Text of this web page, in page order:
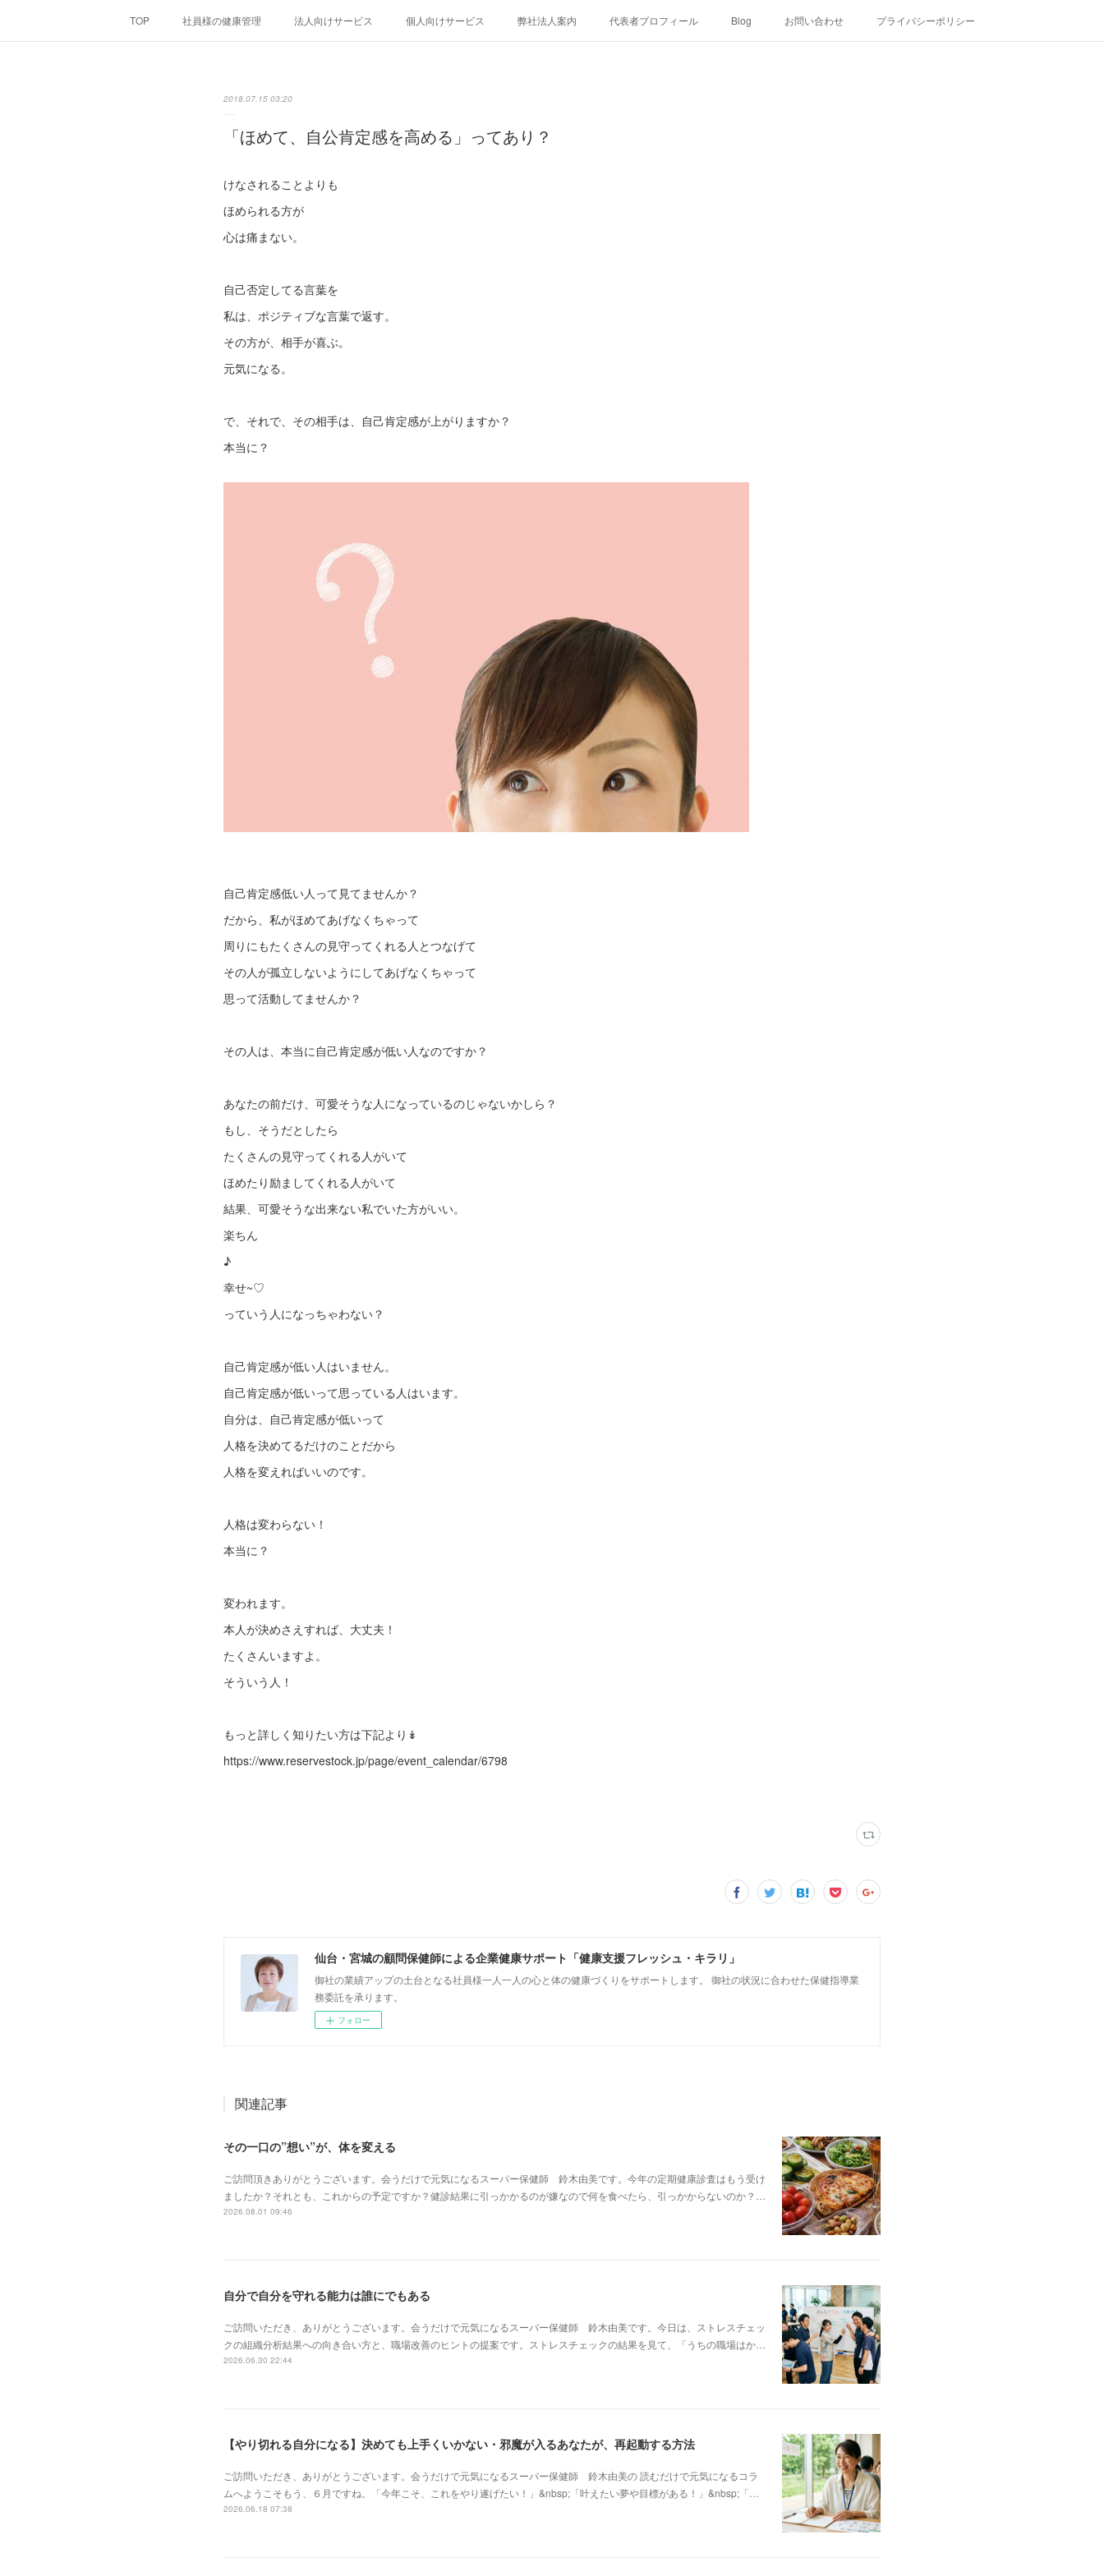
TOP 社員様の健康管理 法人向けサービス 個人向けサービス 弊社法人案内 代表者プロフィール Blog お問い合わせ プライバシーポリシー
2018.07.15 03:20
「ほめて、自公肯定感を高める」ってあり？
けなされることよりも
ほめられる方が
心は痛まない。
自己否定してる言葉を
私は、ポジティブな言葉で返す。
その方が、相手が喜ぶ。
元気になる。
で、それで、その相手は、自己肯定感が上がりますか？
本当に？
自己肯定感低い人って見てませんか？
だから、私がほめてあげなくちゃって
周りにもたくさんの見守ってくれる人とつなげて
その人が孤立しないようにしてあげなくちゃって
思って活動してませんか？
その人は、本当に自己肯定感が低い人なのですか？
あなたの前だけ、可愛そうな人になっているのじゃないかしら？
もし、そうだとしたら
たくさんの見守ってくれる人がいて
ほめたり励ましてくれる人がいて
結果、可愛そうな出来ない私でいた方がいい。
楽ちん
♪
幸せ~♡
っていう人になっちゃわない？
自己肯定感が低い人はいません。
自己肯定感が低いって思っている人はいます。
自分は、自己肯定感が低いって
人格を決めてるだけのことだから
人格を変えればいいのです。
人格は変わらない！
本当に？
変われます。
本人が決めさえすれば、大丈夫！
たくさんいますよ。
そういう人！
もっと詳しく知りたい方は下記より↡
https://www.reservestock.jp/page/event_calendar/6798
仙台・宮城の顧問保健師による企業健康サポート「健康支援フレッシュ・キラリ」
御社の業績アップの土台となる社員様一人一人の心と体の健康づくりをサポートします。 御社の状況に合わせた保健指導業
務委託を承ります。
フォロー
関連記事
その一口の”想い”が、体を変える
ご訪問頂きありがとうございます。会うだけで元気になるスーパー保健師 鈴木由美です。今年の定期健康診査はもう受け
ましたか？それとも、これからの予定ですか？健診結果に引っかかるのが嫌なので何を食べたら、引っかからないのか？…
2026.08.01 09:46
自分で自分を守れる能力は誰にでもある
ご訪問いただき、ありがとうございます。会うだけで元気になるスーパー保健師 鈴木由美です。今日は、ストレスチェッ
クの組織分析結果への向き合い方と、職場改善のヒントの提案です。ストレスチェックの結果を見て、「うちの職場はか…
2026.06.30 22:44
【やり切れる自分になる】決めても上手くいかない・邪魔が入るあなたが、再起動する方法
ご訪問いただき、ありがとうございます。会うだけで元気になるスーパー保健師 鈴木由美の 読むだけで元気になるコラ
ムへようこそもう、６月ですね。「今年こそ、これをやり遂げたい！」&nbsp;「叶えたい夢や目標がある！」&nbsp;「…
2026.06.18 07:38